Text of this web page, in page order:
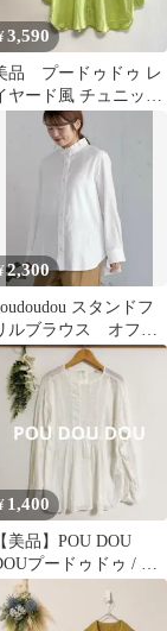
3,590
品 プードゥドゥ レ
ヤード風 チュニック
シャツ M イエローグリ
2,300
スタンドフ
ルブラウス オフホ
イト Mサイズ 綿
100%
1,400
【美品】POU DOU
プードゥドゥ / レ
ス ブラウス シャ
ツ